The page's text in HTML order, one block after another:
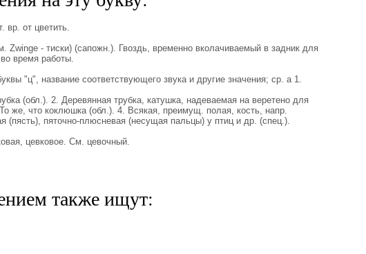
от цветить.
- тиски) (сапожн.). Гвоздь, временно вколачиваемый в задник для
время работы.
"ц", название соответствующего звука и другие значения; ср. а 1.
(обл.). 2. Деревянная трубка, катушка, надеваемая на веретено для
же, что коклюшка (обл.). 4. Всякая, преимущ. полая, кость, напр.
(пясть), пяточно-плюсневая (несущая пальцы) у птиц и др. (спец.).
цевковое. См. цевочный.
также ищут: